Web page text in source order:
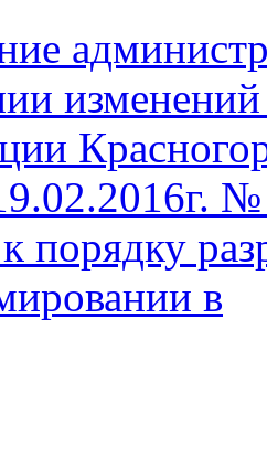
изменений
порядку
в